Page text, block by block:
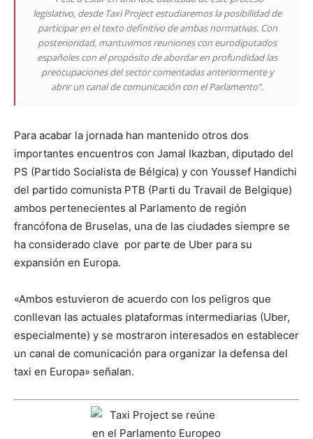
legislativo, desde Taxi Project estudiaremos la posibilidad de
participar en el texto definitivo de ambas normativas. Con
posterioridad, mantuvimos reuniones con eurodiputados
españoles con el propósito de abordar en profundidad las
preocupaciones del sector comentadas anteriormente y
abrir un canal de comunicación con el Parlamento”.
Para acabar la jornada han mantenido otros dos
importantes encuentros con Jamal Ikazban, diputado del
PS (Partido Socialista de Bélgica) y con Youssef Handichi
del partido comunista PTB (Parti du Travail de Belgique)
ambos pertenecientes al Parlamento de región
francófona de Bruselas, una de las ciudades siempre se
ha considerado clave por parte de Uber para su
expansión en Europa.
«Ambos estuvieron de acuerdo con los peligros que
conllevan las actuales plataformas intermediarias (Uber,
especialmente) y se mostraron interesados en establecer
un canal de comunicación para organizar la defensa del
taxi en Europa» señalan.